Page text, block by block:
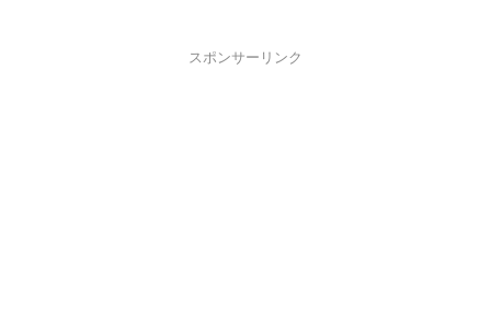
スポンサーリンク